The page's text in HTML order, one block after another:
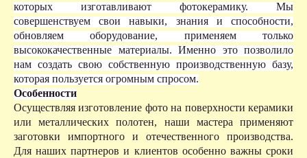
которых изготавливают фотокерамику. Мы
совершенствуем свои навыки, знания и способности,
обновляем оборудование, применяем только
высококачественные материалы. Именно это позволило
нам создать свою собственную производственную базу,
которая пользуется огромным спросом.
Особенности
Осуществляя изготовление фото на поверхности керамики
или металлических полотен, наши мастера применяют
заготовки импортного и отечественного производства.
Для наших партнеров и клиентов особенно важны сроки